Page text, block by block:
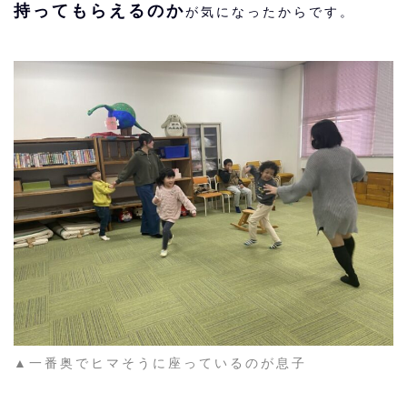
持ってもらえるのかが気になったからです。
▲一番奥でヒマそうに座っているのが息子